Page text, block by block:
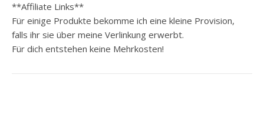
**Affiliate Links**
Für einige Produkte bekomme ich eine kleine Provision,
falls ihr sie über meine Verlinkung erwerbt.
Für dich entstehen keine Mehrkosten!